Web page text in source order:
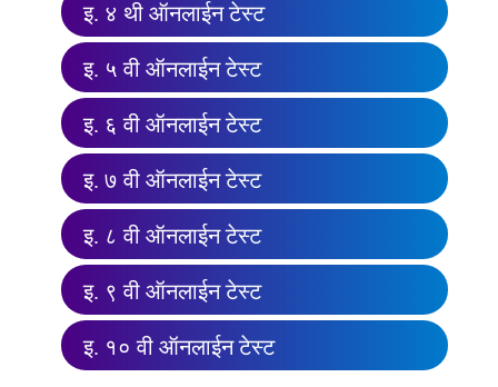
इ. ४ थी ऑनलाईन टेस्ट
इ. ५ वी ऑनलाईन टेस्ट
इ. ६ वी ऑनलाईन टेस्ट
इ. ७ वी ऑनलाईन टेस्ट
इ. ८ वी ऑनलाईन टेस्ट
इ. ९ वी ऑनलाईन टेस्ट
इ. १० वी ऑनलाईन टेस्ट